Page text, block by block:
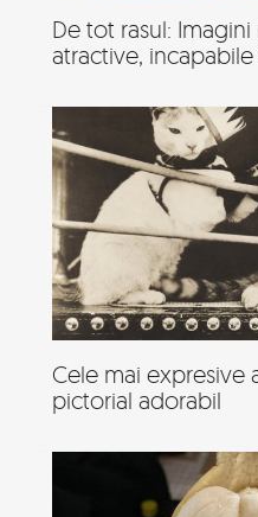
De tot rasul:
atractive, incapabile
Cele mai expresive
pictorial adorabil